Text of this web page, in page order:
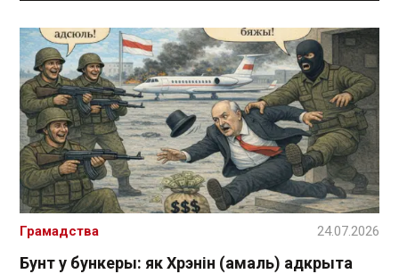
Бунт у бункеры: як Хрэнін (амаль) адкрыта
Грамадства 24.07.2026